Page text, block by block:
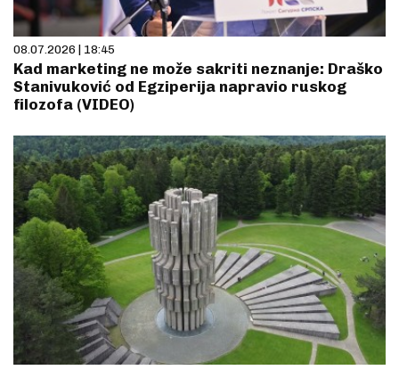
08.07.2026 | 18:45
Kad marketing ne može sakriti neznanje: Draško
Stanivuković od Egziperija napravio ruskog
filozofa (VIDEO)